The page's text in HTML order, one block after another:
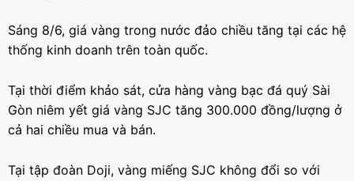
Sáng 8/6, giá vàng trong nước đảo chiều tăng tại các hệ
thống kinh doanh trên toàn quốc.
Tại thời điểm khảo sát, cửa hàng vàng bạc đá quý Sài
Gòn niêm yết giá vàng SJC tăng 300.000 đồng/lượng ở
cả hai chiều mua và bán.
Tại tập đoàn Doji, vàng miếng SJC không đổi so với